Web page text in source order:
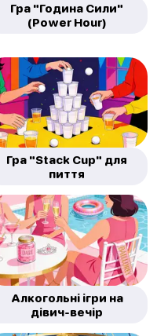
Гра "Година Сили"
(Power Hour)
Гра "Stack Cup" для
пиття
Алкогольні ігри на
дівич-вечір